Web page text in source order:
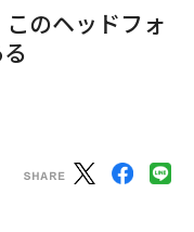
のヘッドフォ